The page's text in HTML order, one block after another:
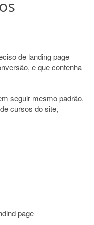
de landing page
e que contenha
seguir mesmo padrão,
cursos do site,
page